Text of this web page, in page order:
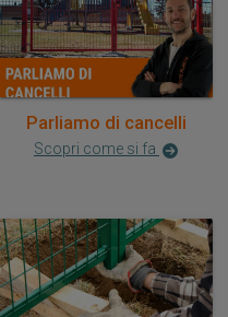
Parliamo di cancelli
Scopri come si fa